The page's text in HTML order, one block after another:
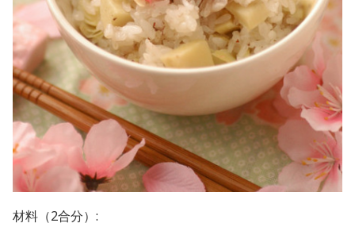
材料（2合分）: